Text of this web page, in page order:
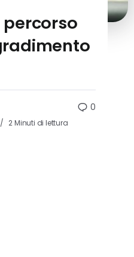
percorso
2 Minuti di lettura
0